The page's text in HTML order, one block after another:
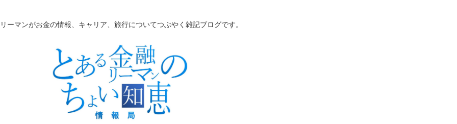
ーマンがお金の情報、キャリア、旅行についてつぶやく雑記ブログです。